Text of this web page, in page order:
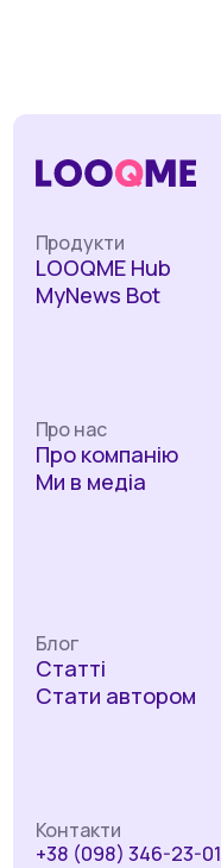
Продукти
LOOQME Hub
MyNews Bot
Про нас
Про компанію
Ми в медіа
Блог
Статті
Стати автором
Контакти
+38 (098) 346-23-01